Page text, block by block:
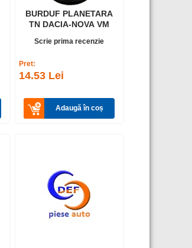
BURDUF PLANETARA
TN DACIA-NOVA VM
Scrie prima recenzie
Pret:
14.53 Lei
Adaugă în coș